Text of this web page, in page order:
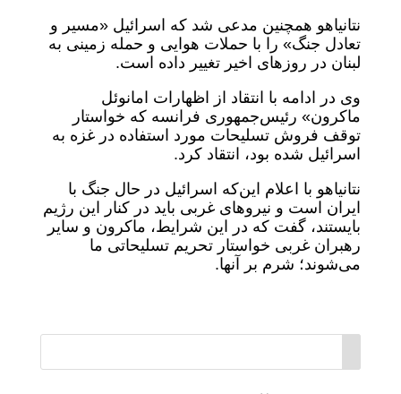
نتانیاهو همچنین مدعی شد که اسرائیل «مسیر و
تعادل جنگ» را با حملات هوایی و حمله زمینی به
لبنان در روزهای اخیر تغییر داده است.
وی در ادامه با انتقاد از اظهارات امانوئل
ماکرون» رئیس‌جمهوری فرانسه که خواستار
توقف فروش تسلیحات مورد استفاده در غزه به
اسرائیل شده بود، انتقاد کرد.
نتانیاهو با اعلام این‌که اسرائیل در حال جنگ با
ایران است و نیروهای غربی باید در کنار این رژیم
بایستند، گفت که در این شرایط، ماکرون و سایر
رهبران غربی خواستار تحریم تسلیحاتی ما
می‌شوند؛ شرم بر آنها.